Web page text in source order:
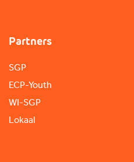
Partners
SGP
ECP-Youth
WI-SGP
Lokaal